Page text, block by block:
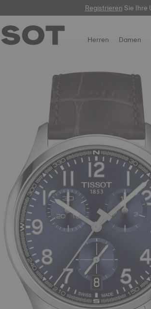
hier
RegistrierenSie Ihre
Herren Damen